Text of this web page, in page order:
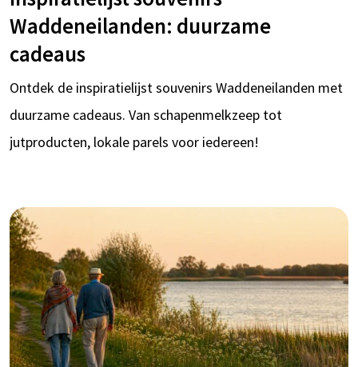
Waddeneilanden: duurzame
cadeaus
Ontdek de inspiratielijst souvenirs Waddeneilanden met
duurzame cadeaus. Van schapenmelkzeep tot
jutproducten, lokale parels voor iedereen!